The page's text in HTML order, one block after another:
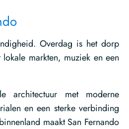
Overdag is het dorp
markten, muziek en een
architectuur met moderne
en een sterke verbinding
maakt San Fernando